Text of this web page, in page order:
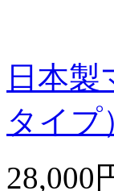
日本
タイプ
28,000